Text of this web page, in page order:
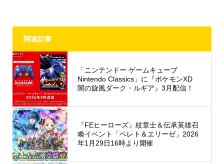
関連記事
「ニンテンドー ゲームキューブ
Nintendo Classics」に『ポケモンXD
闇の旋風ダーク・ルギア』3月配信！
『FEヒーローズ』紋章士＆伝承英雄召
喚イベント「ベレト＆エリーゼ」2026
年1月29日16時より開催